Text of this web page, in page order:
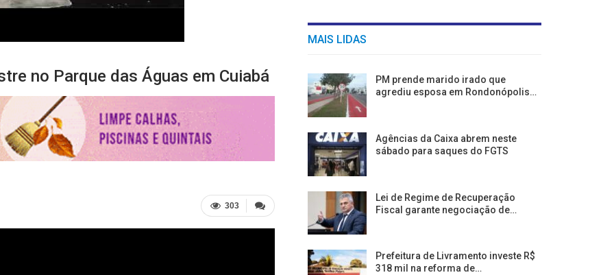
no Parque das Águas em Cuiabá
303
MAIS LIDAS
PM prende marido irado que
agrediu esposa em Rondonópolis…
Agências da Caixa abrem neste
sábado para saques do FGTS
Lei de Regime de Recuperação
Fiscal garante negociação de…
Prefeitura de Livramento investe R$
318 mil na reforma de…